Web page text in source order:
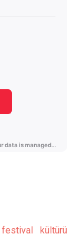
kültürü